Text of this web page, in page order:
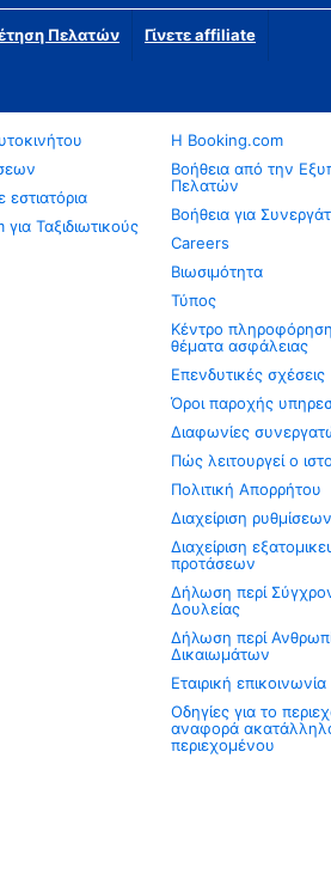
Πελατών Γίνετε affiliate
εστιατόρια
Ταξιδιωτικούς
Η Booking.com
Βοήθεια από την
Πελατών
Βοήθεια για
Careers
Βιωσιμότητα
Τύπος
Κέντρο
θέματα ασφάλειας
Επενδυτικές σχέσεις
Όροι παροχής
Διαφωνίες
Πώς λειτουργεί ο
Πολιτική Απορρήτου
Διαχείριση
Διαχείριση
προτάσεων
Δήλωση περί
Δουλείας
Δήλωση περί
Δικαιωμάτων
Εταιρική επικοινωνία
Οδηγίες για το
αναφορά
περιεχομένου